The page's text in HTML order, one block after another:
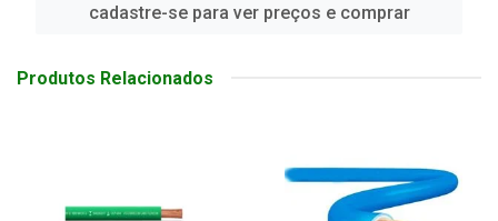
cadastre-se para ver preços e comprar
Produtos Relacionados